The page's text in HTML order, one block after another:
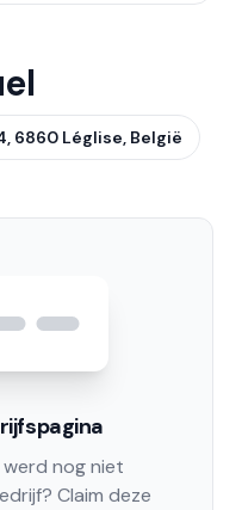
6860 Léglise, België
nog niet
Claim deze